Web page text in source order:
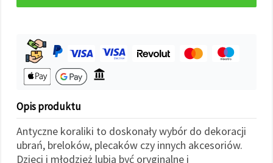
Opis produktu
Antyczne koraliki to doskonały wybór do dekoracji
ubrań, breloków, plecaków czy innych akcesoriów.
Dzieci i młodzież lubią być oryginalne i